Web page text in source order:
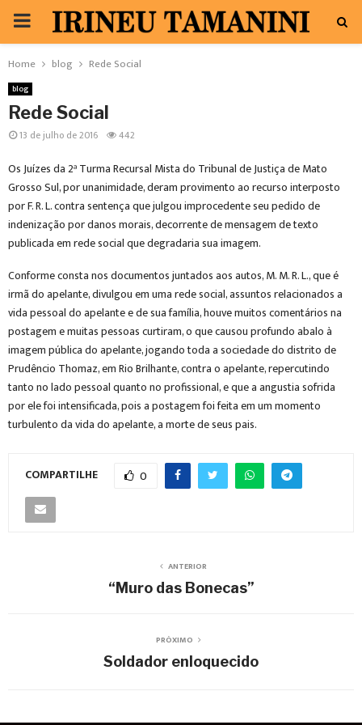
PRIMARY
MENU
Home blog Rede Social
blog
Rede Social
13 de julho de 2016 442
Os Juízes da 2ª Turma Recursal Mista do Tribunal de Justiça de Mato
Grosso Sul, por unanimidade, deram provimento ao recurso interposto
por F. R. L. contra sentença que julgou improcedente seu pedido de
indenização por danos morais, decorrente de mensagem de texto
publicada em rede social que degradaria sua imagem.
Conforme consta nos documentos juntados aos autos, M. M. R. L., que é
irmã do apelante, divulgou em uma rede social, assuntos relacionados a
vida pessoal do apelante e de sua família, houve muitos comentários na
postagem e muitas pessoas curtiram, o que causou profundo abalo à
imagem pública do apelante, jogando toda a sociedade do distrito de
Prudêncio Thomaz, em Rio Brilhante, contra o apelante, repercutindo
tanto no lado pessoal quanto no profissional, e que a angustia sofrida
por ele foi intensificada, pois a postagem foi feita em um momento
turbulento da vida do apelante, a morte de seus pais.
COMPARTILHE 0
ANTERIOR
“Muro das Bonecas”
PRÓXIMO
Soldador enloquecido